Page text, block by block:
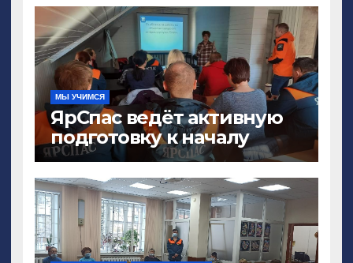
МЫ УЧИМСЯ
ЯрСпас ведёт активную
подготовку к началу
поискового сезона